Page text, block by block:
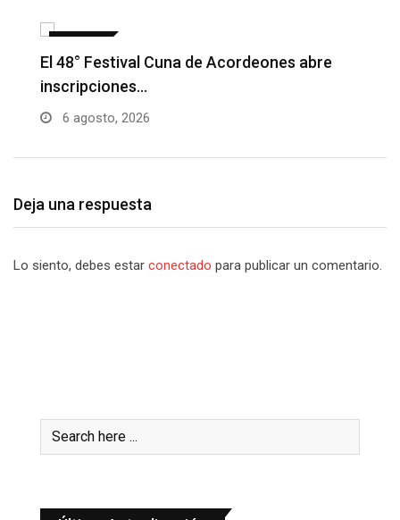
Barranquilla realizará el concierto ‘Capital
de la Patria…
6 agosto, 2026
Deja una respuesta
Lo siento, debes estar conectado para publicar un comentario.